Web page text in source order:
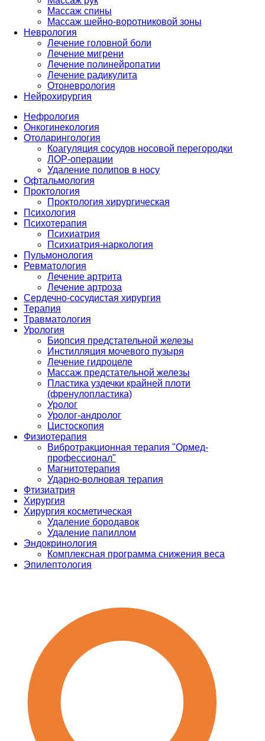
Массаж спины
Массаж шейно-воротниковой зоны
Неврология
Лечение головной боли
Лечение мигрени
Лечение полинейропатии
Лечение радикулита
Отоневрология
Нейрохирургия
Нефрология
Онкогинекология
Отоларингология
Коагуляция сосудов носовой перегородки
ЛОР-операции
Удаление полипов в носу
Офтальмология
Проктология
Проктология хирургическая
Психология
Психотерапия
Психиатрия
Психиатрия-наркология
Пульмонология
Ревматология
Лечение артрита
Лечение артроза
Сердечно-сосудистая хирургия
Терапия
Травматология
Урология
Биопсия предстательной железы
Инстилляция мочевого пузыря
Лечение гидроцеле
Массаж предстательной железы
Пластика уздечки крайней плоти
(френулопластика)
Уролог
Уролог-андролог
Цистоскопия
Физиотерапия
Вибротракционная терапия "Ормед-
профессионал"
Магнитотерапия
Ударно-волновая терапия
Фтизиатрия
Хирургия
Хирургия косметическая
Удаление бородавок
Удаление папиллом
Эндокринология
Комплексная программа снижения веса
Эпилептология